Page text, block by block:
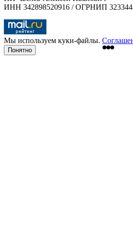
ИНН 342898520916 / ОГРНИП
Мы используем куки-файлы.
Понятно